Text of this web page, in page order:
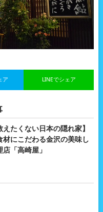
LINEでシェア
ア
えたくない日本の隠れ家】
材にこだわる金沢の美味し
「高崎屋」